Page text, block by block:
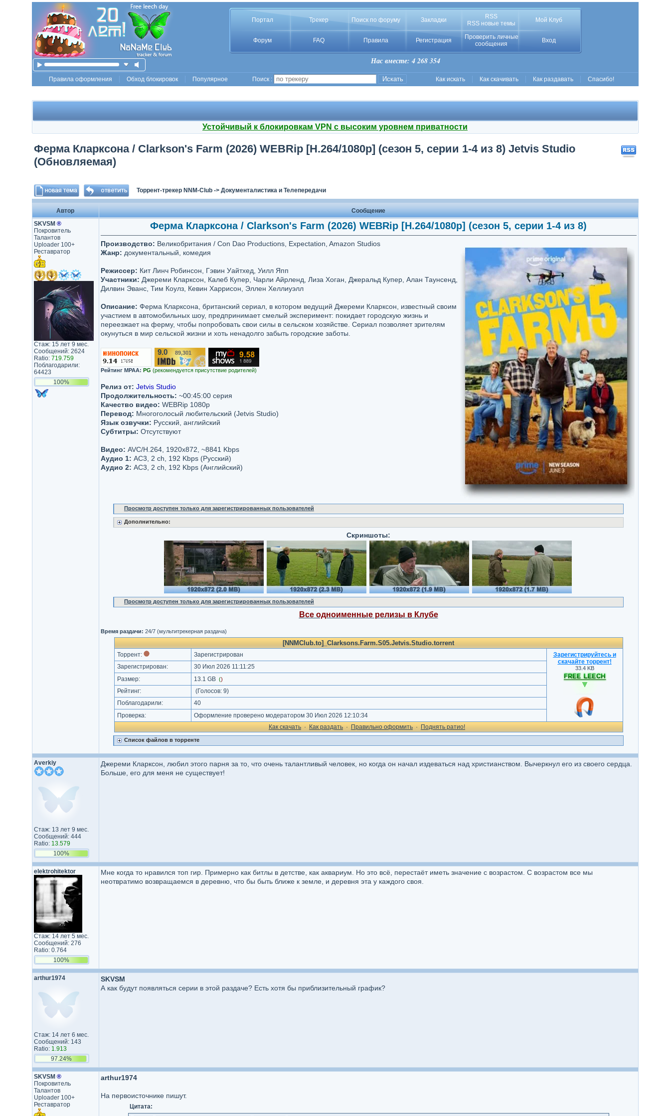
Портал Трекер Поиск по форуму Закладки
RSS
RSS новые темы
Мой Клуб
Форум FAQ Правила Регистрация
Проверить личные
сообщения
Вход
Нас вместе: 4 268 354
Правила оформления Обход блокировок Популярное Поиск : Как искать Как скачивать Как раздавать Спасибо!
Устойчивый к блокировкам VPN с высоким уровнем приватности
Ферма Кларксона / Clarkson's Farm (2026) WEBRip [H.264/1080p] (сезон 5, серии 1-4 из 8) Jetvis Studio
(Обновляемая)
Торрент-трекер NNM-Club-> Документалистика и Телепередачи
Автор
Сообщение
SKVSM ®
Покровитель
Талантов
Uploader 100+
Реставратор
Стаж: 15 лет 9 мес.
Сообщений: 2624
Ratio: 719.759
Поблагодарили:
64423
100%
Ферма Кларксона / Clarkson's Farm (2026) WEBRip [H.264/1080p] (сезон 5, серии 1-4 из 8)
Производство: Великобритания / Con Dao Productions, Expectation, Amazon Studios
Жанр: документальный, комедия
Режиссер: Кит Линч Робинсон, Гэвин Уайтхед, Уилл Япп
Участники: Джереми Кларксон, Калеб Купер, Чарли Айрленд, Лиза Хоган, Джеральд Купер, Алан Таунсенд,
Дилвин Эванс, Тим Коулз, Кевин Харрисон, Эллен Хеллиуэлл
Описание: Ферма Кларксона, британский сериал, в котором ведущий Джереми Кларксон, известный своим
участием в автомобильных шоу, предпринимает смелый эксперимент: покидает городскую жизнь и
переезжает на ферму, чтобы попробовать свои силы в сельском хозяйстве. Сериал позволяет зрителям
окунуться в мир сельской жизни и хоть ненадолго забыть городские заботы.
9.0/10 89,301
Рейтинг MPAA: PG (рекомендуется присутствие родителей)
Релиз от: Jetvis Studio
Продолжительность: ~00:45:00 серия
Качество видео: WEBRip 1080p
Перевод: Многоголосый любительский (Jetvis Studio)
Язык озвучки: Русский, английский
Субтитры: Отсутствуют
Видео: AVC/H.264, 1920x872, ~8841 Kbps
Аудио 1: AC3, 2 ch, 192 Kbps (Русский)
Аудио 2: AC3, 2 ch, 192 Kbps (Английский)
Просмотр доступен только для зарегистрированных пользователей
Дополнительно:
Скриншоты:
Просмотр доступен только для зарегистрированных пользователей
Все одноименные релизы в Клубе
Время раздачи: 24/7 (мультитрекерная раздача)
[NNMClub.to]_Clarksons.Farm.S05.Jetvis.Studio.torrent
Торрент: Зарегистрирован
Зарегистрируйтесь и
скачайте торрент!
33.4 KB
Зарегистрирован:
30 Июл 2026 11:11:25
Размер:
13.1 GB ()
Рейтинг: (Голосов: 9)
Поблагодарили:
40
Проверка:
Оформление проверено модератором 30 Июл 2026 12:10:34
Как cкачать · Как раздать · Правильно оформить · Поднять ратио!
Список файлов в торренте
Averkiy
Стаж: 13 лет 9 мес.
Сообщений: 444
Ratio: 13.579
100%
Джереми Кларксон, любил этого парня за то, что очень талантливый человек, но когда он начал издеваться над христианством. Вычеркнул его из своего сердца.
Больше, его для меня не существует!
elektrohitektor
Стаж: 14 лет 5 мес.
Сообщений: 276
Ratio: 0.764
100%
Мне когда то нравился топ гир. Примерно как битлы в детстве, как аквариум. Но это всё, перестаёт иметь значение с возрастом. С возрастом все мы
неотвратимо возвращаемся в деревню, что бы быть ближе к земле, и деревня эта у каждого своя.
arthur1974
Стаж: 14 лет 6 мес.
Сообщений: 143
Ratio: 1.913
97.24%
SKVSM
А как будут появляться серии в этой раздаче? Есть хотя бы приблизительный график?
SKVSM ®
Покровитель
Талантов
Uploader 100+
Реставратор
arthur1974
На первоисточнике пишут.
Цитата: